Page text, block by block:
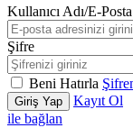
Kullanıcı Adı/E-Posta
Şifre
Beni Hatırla
Giriş Yap
Kayıt Ol
ile bağlan